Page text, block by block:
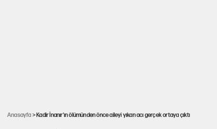
Anasayfa > Kadir İnanır'ın ölümünden önce aileyi yıkan acı gerçek ortaya çıktı